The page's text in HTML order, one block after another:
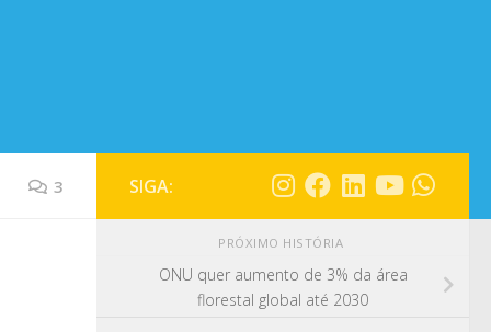
3 SIGA:
PRÓXIMO HISTÓRIA
ONU quer aumento de 3% da área
florestal global até 2030